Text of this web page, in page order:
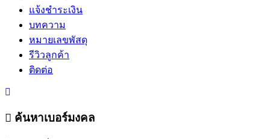
แจ้งชำระเงิน
บทความ
หมายเลขพัสดุ
รีวิวลูกค้า
ติดต่อ
ค้นหาเบอร์มงคล